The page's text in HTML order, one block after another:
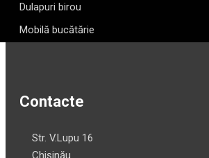
Dulapuri birou
Mobilă bucătărie
Contacte
Str. V.Lupu 16
Chișinău